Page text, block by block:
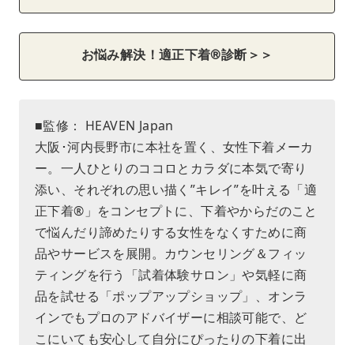
お悩み解決！適正下着®︎診断＞＞
■監修： HEAVEN Japan
大阪･河内長野市に本社を置く、女性下着メーカ
ー。一人ひとりのココロとカラダに本気で寄り
添い、それぞれの思い描く”キレイ”を叶える「適
正下着®︎」をコンセプトに、下着やからだのこと
で悩んだり諦めたりする女性をなくすために商
品やサービスを展開。カウンセリング＆フィッ
ティングを行う「試着体験サロン」や気軽に商
品を試せる「ポップアップショップ」、オンラ
インでもプロのアドバイザーに相談可能で、ど
こにいても安心して自分にぴったりの下着に出